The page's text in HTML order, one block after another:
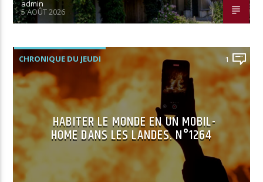
admin
5 AOÛT 2026
CHRONIQUE DU JEUDI 1
HABITER LE MONDE EN UN MOBIL-
HOME DANS LES LANDES. N°1264